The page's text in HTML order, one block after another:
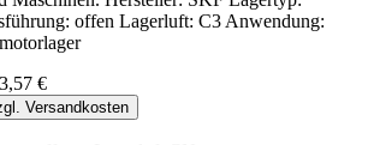
offen Lagerluft: C3 Anwendung:
3,57 €
Versandkosten